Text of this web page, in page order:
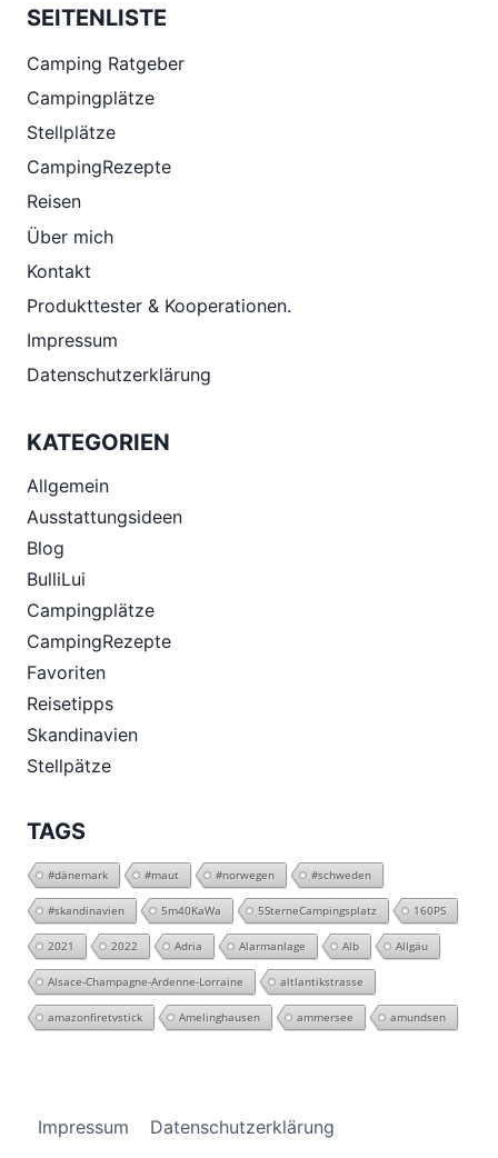
SEITENLISTE
Camping Ratgeber
Campingplätze
Stellplätze
CampingRezepte
Reisen
Über mich
Kontakt
Produkttester & Kooperationen.
Impressum
Datenschutzerklärung
KATEGORIEN
Allgemein
Ausstattungsideen
Blog
BulliLui
Campingplätze
CampingRezepte
Favoriten
Reisetipps
Skandinavien
Stellpätze
TAGS
#dänemark #maut #norwegen #schweden
#skandinavien 5m40KaWa 5SterneCampingsplatz 160PS
2021 2022 Adria Alarmanlage Alb Allgäu
Alsace-Champagne-Ardenne-Lorraine altlantikstrasse
amazonfiretvstick Amelinghausen ammersee amundsen
Impressum Datenschutzerklärung